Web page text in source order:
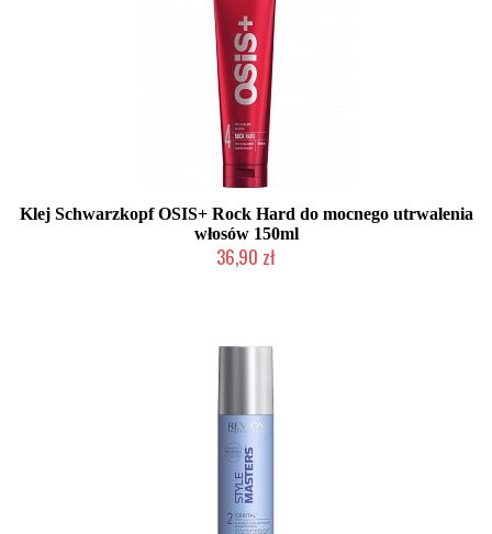
Klej Schwarzkopf OSIS+ Rock Hard do mocnego utrwalenia
włosów 150ml
36,90 zł